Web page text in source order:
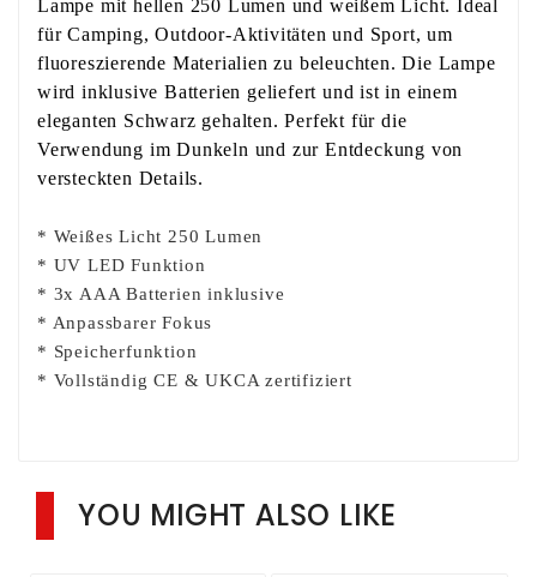
Lampe mit hellen 250 Lumen und weißem Licht. Ideal
für Camping, Outdoor-Aktivitäten und Sport, um
fluoreszierende Materialien zu beleuchten. Die Lampe
wird inklusive Batterien geliefert und ist in einem
eleganten Schwarz gehalten. Perfekt für die
Verwendung im Dunkeln und zur Entdeckung von
versteckten Details.
* Weißes Licht 250 Lumen
* UV LED Funktion
* 3x AAA Batterien inklusive
* Anpassbarer Fokus
* Speicherfunktion
* Vollständig CE & UKCA zertifiziert
YOU MIGHT ALSO LIKE